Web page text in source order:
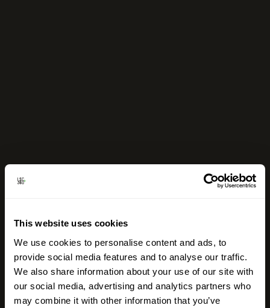
This website uses cookies
We use cookies to personalise content and ads, to
provide social media features and to analyse our traffic.
We also share information about your use of our site with
our social media, advertising and analytics partners who
may combine it with other information that you’ve